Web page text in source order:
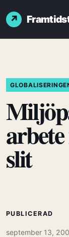
slit
PUBLICERAD
september 13,